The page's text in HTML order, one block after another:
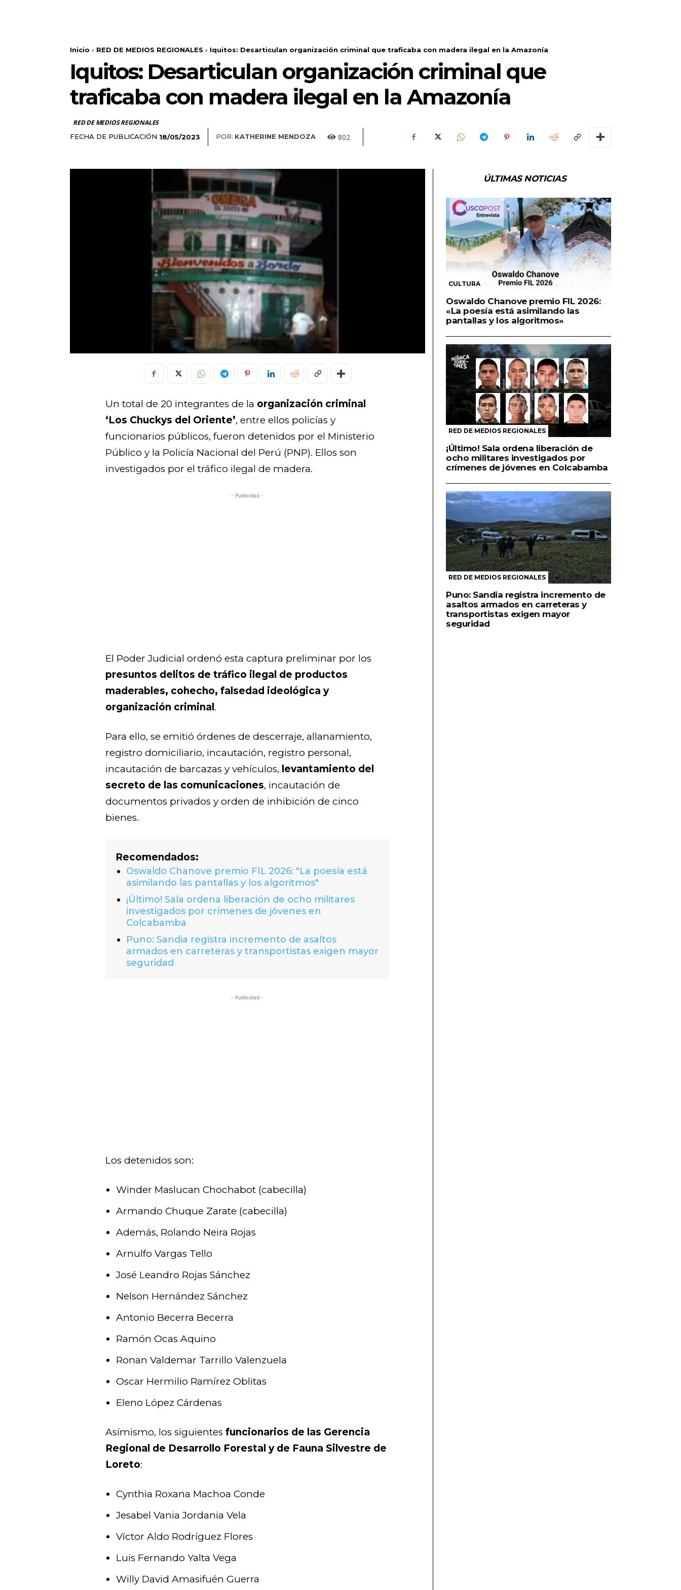
Inicio RED DE MEDIOS REGIONALES Iquitos: Desarticulan organización criminal que traficaba con madera ilegal en la Amazonía
Iquitos: Desarticulan organización criminal que
traficaba con madera ilegal en la Amazonía
RED DE MEDIOS REGIONALES
FECHA DE PUBLICACIÓN 18/05/2023 POR: KATHERINE MENDOZA 802
Un total de 20 integrantes de la organización criminal
‘Los Chuckys del Oriente’, entre ellos policías y
funcionarios públicos, fueron detenidos por el Ministerio
Público y la Policía Nacional del Perú (PNP). Ellos son
investigados por el tráfico ilegal de madera.
- Publicidad -
El Poder Judicial ordenó esta captura preliminar por los
presuntos delitos de tráfico ilegal de productos
maderables, cohecho, falsedad ideológica y
organización criminal .
Para ello, se emitió órdenes de descerraje, allanamiento,
registro domiciliario, incautación, registro personal,
incautación de barcazas y vehículos, levantamiento del
secreto de las comunicaciones, incautación de
documentos privados y orden de inhibición de cinco
bienes.
Recomendados:
Oswaldo Chanove premio FIL 2026: "La poesía está
asimilando las pantallas y los algoritmos"
¡Último! Sala ordena liberación de ocho militares
investigados por crímenes de jóvenes en
Colcabamba
Puno: Sandia registra incremento de asaltos
armados en carreteras y transportistas exigen mayor
seguridad
- Publicidad -
Los detenidos son:
Winder Maslucan Chochabot (cabecilla)
Armando Chuque Zarate (cabecilla)
Además, Rolando Neira Rojas
Arnulfo Vargas Tello
José Leandro Rojas Sánchez
Nelson Hernández Sánchez
Antonio Becerra Becerra
Ramón Ocas Aquino
Ronan Valdemar Tarrillo Valenzuela
Oscar Hermilio Ramírez Oblitas
Eleno López Cárdenas
Asímismo, los siguientesfuncionarios de las Gerencia
Regional de Desarrollo Forestal y de Fauna Silvestre de
Loreto:
Cynthia Roxana Machoa Conde
Jesabel Vania Jordania Vela
Víctor Aldo Rodríguez Flores
Luis Fernando Yalta Vega
Willy David Amasifuén Guerra
ÚLTIMAS NOTICIAS
CULTURA
Oswaldo Chanove premio FIL 2026:
«La poesía está asimilando las
pantallas y los algoritmos»
RED DE MEDIOS REGIONALES
¡Último! Sala ordena liberación de
ocho militares investigados por
crímenes de jóvenes en Colcabamba
RED DE MEDIOS REGIONALES
Puno: Sandia registra incremento de
asaltos armados en carreteras y
transportistas exigen mayor
seguridad